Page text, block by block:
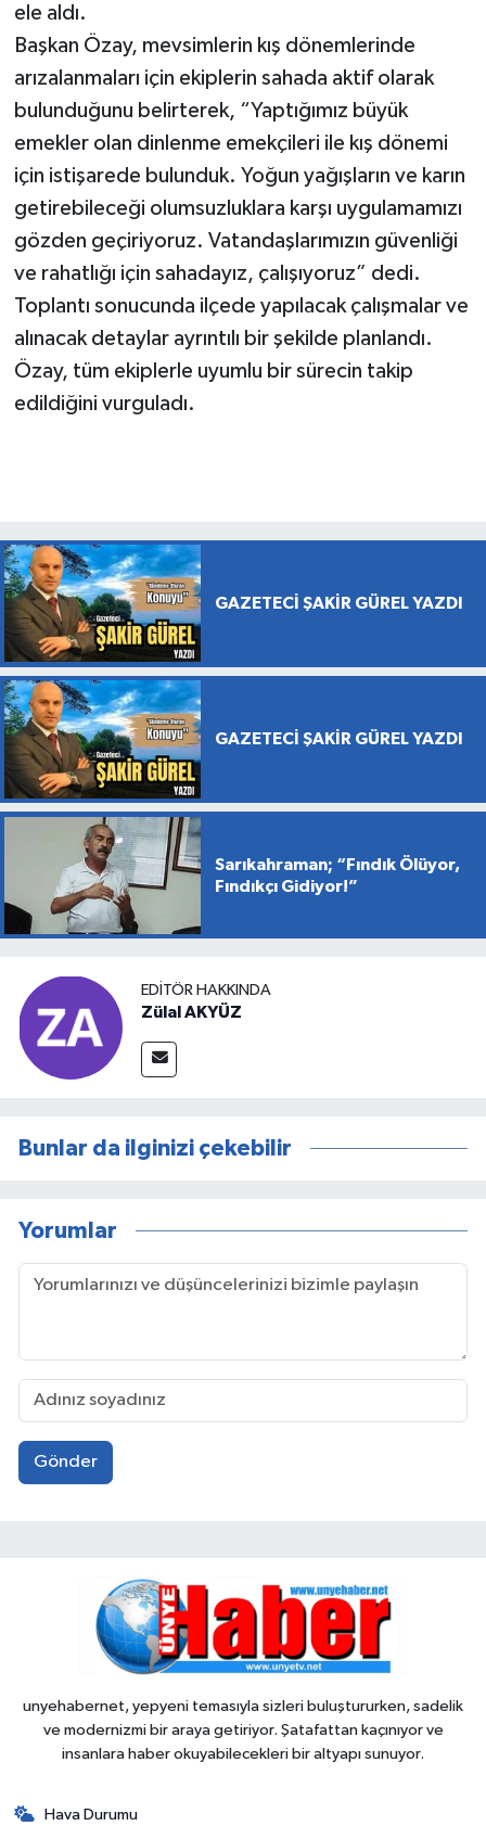
ele aldı.
Başkan Özay, mevsimlerin kış dönemlerinde
arızalanmaları için ekiplerin sahada aktif olarak
bulunduğunu belirterek, “Yaptığımız büyük
emekler olan dinlenme emekçileri ile kış dönemi
için istişarede bulunduk. Yoğun yağışların ve karın
getirebileceği olumsuzluklara karşı uygulamamızı
gözden geçiriyoruz. Vatandaşlarımızın güvenliği
ve rahatlığı için sahadayız, çalışıyoruz” dedi.
Toplantı sonucunda ilçede yapılacak çalışmalar ve
alınacak detaylar ayrıntılı bir şekilde planlandı.
Özay, tüm ekiplerle uyumlu bir sürecin takip
edildiğini vurguladı.
GAZETECİ ŞAKİR GÜREL YAZDI
GAZETECİ ŞAKİR GÜREL YAZDI
Sarıkahraman; “Fındık Ölüyor,
Fındıkçı Gidiyor!”
EDITÖR HAKKINDA
Zülal AKYÜZ
Bunlar da ilginizi çekebilir
Yorumlar
Gönder
unyehabernet, yepyeni temasıyla sizleri buluştururken, sadelik
ve modernizmi bir araya getiriyor. Şatafattan kaçınıyor ve
insanlara haber okuyabilecekleri bir altyapı sunuyor.
Hava Durumu